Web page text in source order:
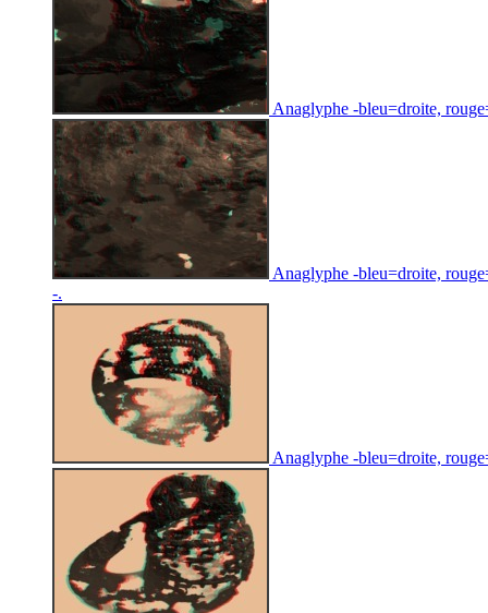
Anaglyphe -bleu=droite,
Anaglyphe -bleu=droite,
-.
Anaglyphe -bleu=droite,